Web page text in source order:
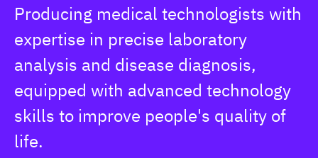
Producing medical technologists with
expertise in precise laboratory
analysis and disease diagnosis,
equipped with advanced technology
skills to improve people's quality of
life.